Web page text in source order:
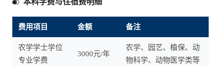
本科学费与住宿费明细
费用项目 金额 备注
农学学士学位
专业学费
3000元/年
农学、园艺、植保、动
物科学、动物医学类等